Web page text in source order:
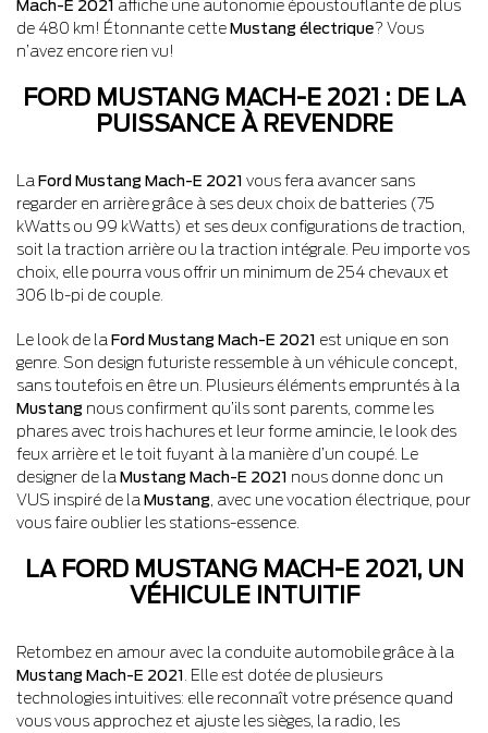
Mach-E 2021 affiche une autonomie époustouflante de plus
de 480 km! Étonnante cetteMustang électrique? Vous
n’avez encore rien vu!
FORD MUSTANG MACH-E 2021 : DE LA
PUISSANCE À REVENDRE
La Ford Mustang Mach-E 2021 vous fera avancer sans
regarder en arrière grâce à ses deux choix de batteries (75
kWatts ou 99 kWatts) et ses deux configurations de traction,
soit la traction arrière ou la traction intégrale. Peu importe vos
choix, elle pourra vous offrir un minimum de 254 chevaux et
306 lb-pi de couple.
Le look de la Ford Mustang Mach-E 2021 est unique en son
genre. Son design futuriste ressemble à un véhicule concept,
sans toutefois en être un. Plusieurs éléments empruntés à la
Mustang nous confirment qu’ils sont parents, comme les
phares avec trois hachures et leur forme amincie, le look des
feux arrière et le toit fuyant à la manière d’un coupé. Le
designer de la Mustang Mach-E 2021 nous donne donc un
VUS inspiré de la Mustang , avec une vocation électrique, pour
vous faire oublier les stations-essence.
LA FORD MUSTANG MACH-E 2021, UN
VÉHICULE INTUITIF
Retombez en amour avec la conduite automobile grâce à la
Mustang Mach-E 2021 . Elle est dotée de plusieurs
technologies intuitives: elle reconnaît votre présence quand
vous vous approchez et ajuste les sièges, la radio, les